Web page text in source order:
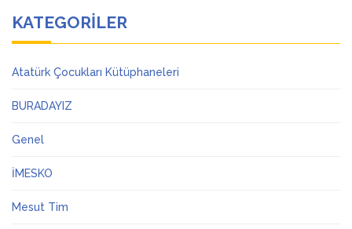
KATEGORILER
Atatürk Çocukları Kütüphaneleri
BURADAYIZ
Genel
İMESKO
Mesut Tim